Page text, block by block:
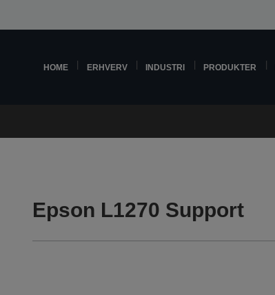
HOME ERHVERV INDUSTRI PRODUKTER
Epson L1270 Support